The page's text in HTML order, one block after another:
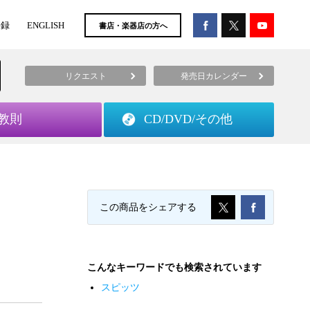
ENGLISH 書店・楽器店の方へ
リクエスト 発売日カレンダー
則 CD/DVD/その他
この商品をシェアする
こんなキーワードでも検索されています
スピッツ